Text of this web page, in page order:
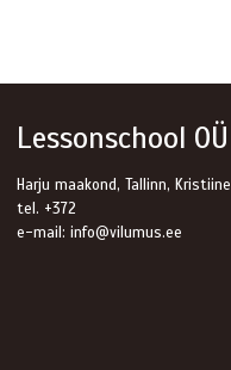
Lessonschool OÜ
Harju maakond, Tallinn,
tel. +372
e-mail: info@vilumus.ee